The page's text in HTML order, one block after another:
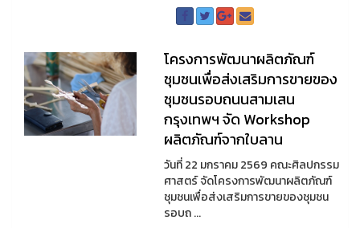
โครงการพัฒนาผลิตภัณฑ์
ชุมชนเพื่อส่งเสริมการขายของ
ชุมชนรอบถนนสามเสน
กรุงเทพฯ จัด Workshop
ผลิตภัณฑ์จากใบลาน
วันที่ 22 มกราคม 2569 คณะศิลปกรรม
ศาสตร์ จัดโครงการพัฒนาผลิตภัณฑ์
ชุมชนเพื่อส่งเสริมการขายของชุมชน
รอบถ ...